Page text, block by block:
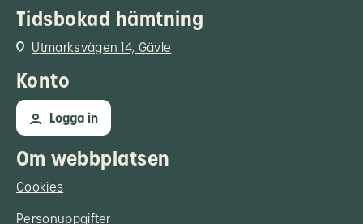
Tidsbokad hämtning
Utmarksvägen 14, Gävle
Konto
Logga in
Om webbplatsen
Cookies
Personuppgifter